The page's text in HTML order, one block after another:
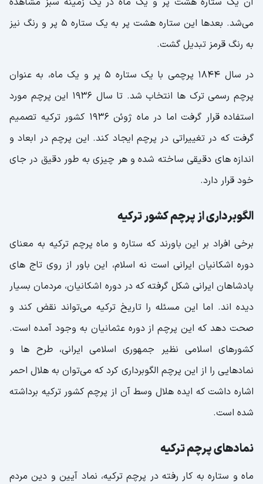
می‌شد. بعدها این ستاره هشت پر به یک ستاره 5 پر و رنگ نیز
به رنگ قرمز تبدیل گشت.
در سال 1844 پرچمی با یک ستاره 5 پر و یک ماه، به عنوان
پرچم رسمی ترک ها انتخاب شد. تا سال 1936 این پرچم مورد
استفاده قرار گرفت اما در ماه ژوئن 1936 کشور ترکیه تصمیم
گرفت که در تغییراتی در پرچم ایجاد کند. این پرچم در ابعاد و
اندازه های دقیقی ساخته شده و هر چیزی به طور دقیق در جای
خود قرار دارد.
الگوبرداری از پرچم کشور ترکیه
برخی افراد بر این باورند که ستاره و ماه پرچم ترکیه به معنای
دوره اشکانیان ایرانی است نه اسلام، این باور از روی تاج های
پادشاهان ایرانی شکل گرفته که در دوره اشکانیان، مردمان بسیار
دیده اند. اما این مسئله را تاریخ ترکیه می‌تواند نقض کند و
صحت دهد که این پرچم از دوره عثمانیان به وجود آمده است.
کشورهای اسلامی نظیر جمهوری اسلامی ایرانی، طرح ها و
نمادهایی را از این پرچم الگوبرداری کرد که می‌توان به هلال احمر
اشاره داشت که ایده هلال وسط آن از پرچم کشور ترکیه برداشته
شده است.
نمادهای پرچم ترکیه
ماه و ستاره به کار رفته در پرچم ترکیه، نماد آیین و دین مردم